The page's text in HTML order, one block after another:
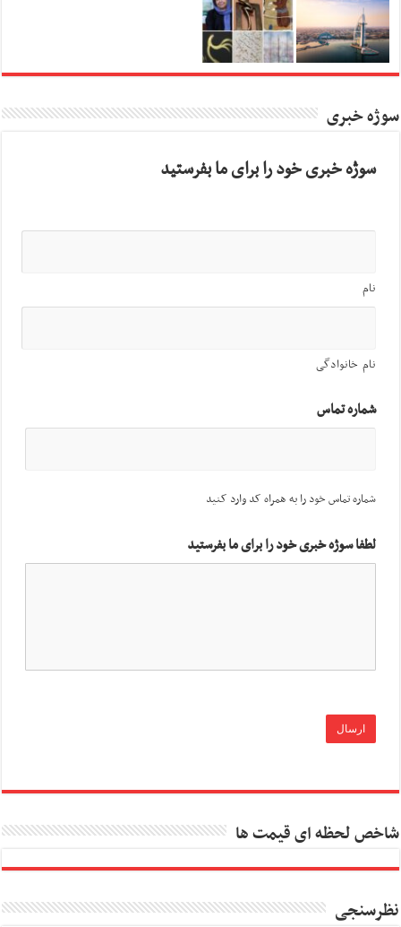
سوژه خبری
سوژه خبری خود را برای ما بفرستید
نام
نام خانوادگی
شماره تماس
شماره تماس خود را به همراه کد وارد کنید
لطفا سوژه خبری خود را برای ما بفرستید
شاخص لحظه ای قیمت ها
نظرسنجی